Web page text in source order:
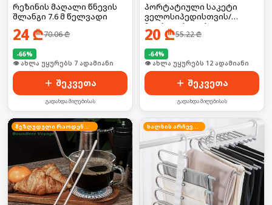
რეზინის მაღალი წნევის
შლანგი 7.6 მ წელვადი
24₾70.06₾
-66%
🛒 ბოლო 24სთ-ში იყიდა 10-მა
შეკვეთა
გადახდა მიღებისას
პორტატიული საკეტი
ველოსიპედისთვის/
ჩაფხუტისთვის
20₾55.22₾
-64%
🛒 ბოლო 24სთ-ში იყიდა 18-მა
შეკვეთა
გადახდა მიღებისას
შეზღუდული რაოდენობა ხალხის არჩევანი